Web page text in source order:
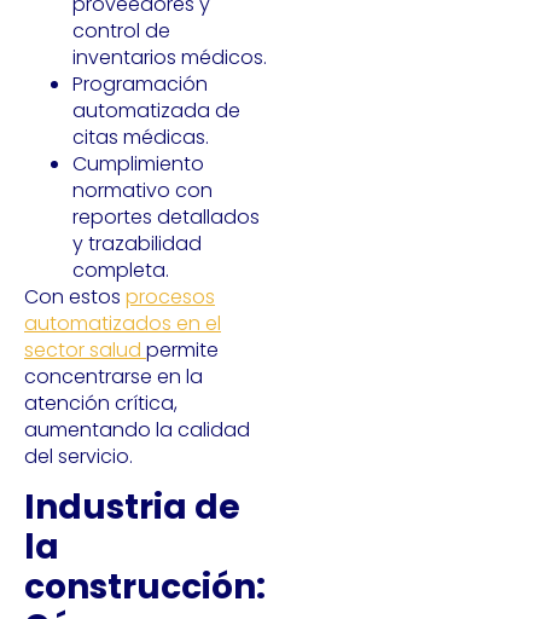
control de
inventarios médicos.
Programación
automatizada de
citas médicas.
Cumplimiento
normativo con
reportes detallados
y trazabilidad
completa.
Con estos procesos
automatizados en el
sector salud permite
concentrarse en la
atención crítica,
aumentando la calidad
del servicio.
Industria de
la
construcción: